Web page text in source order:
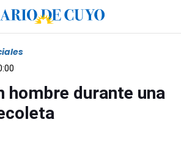
hombre durante una